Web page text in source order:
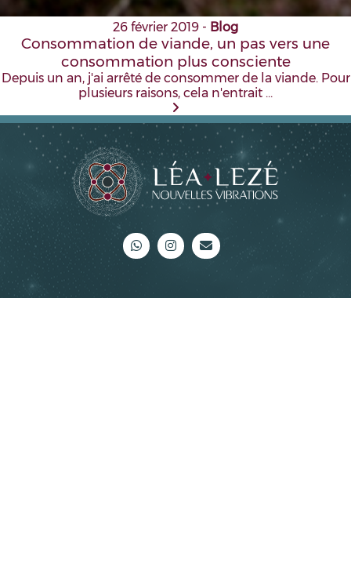
26 février 2019 - Blog
Consommation de viande, un pas vers une
consommation plus consciente
Depuis un an, j'ai arrêté de consommer de la viande. Pour
plusieurs raisons, cela n'entrait …